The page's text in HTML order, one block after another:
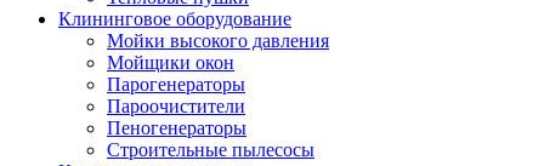
Клининговое оборудование
Мойки высокого давления
Мойщики окон
Парогенераторы
Пароочистители
Пеногенераторы
Строительные пылесосы